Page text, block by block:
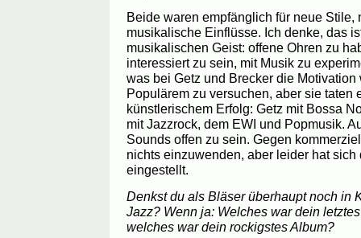
Beide waren empfänglich für neue Stile,
musikalische Einflüsse. Ich denke, das
musikalischen Geist: offene Ohren zu
interessiert zu sein, mit Musik zu
was bei Getz und Brecker die Motivation
Populärem zu versuchen, aber sie taten
künstlerischem Erfolg: Getz mit Bossa
mit Jazzrock, dem EWI und Popmusik.
Sounds offen zu sein. Gegen
nichts einzuwenden, aber leider hat sich
eingestellt.
Denkst du als Bläser überhaupt noch in
Jazz? Wenn ja: Welches war dein
welches war dein rockigstes Album?